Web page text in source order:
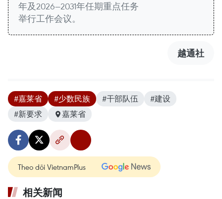
年及2026—2031年任期重点任务
举行工作会议。
越通社
#嘉莱省 #少数民族 #干部队伍
#建设
#新要求
嘉莱省
Theo dõi VietnamPlus
相关新闻